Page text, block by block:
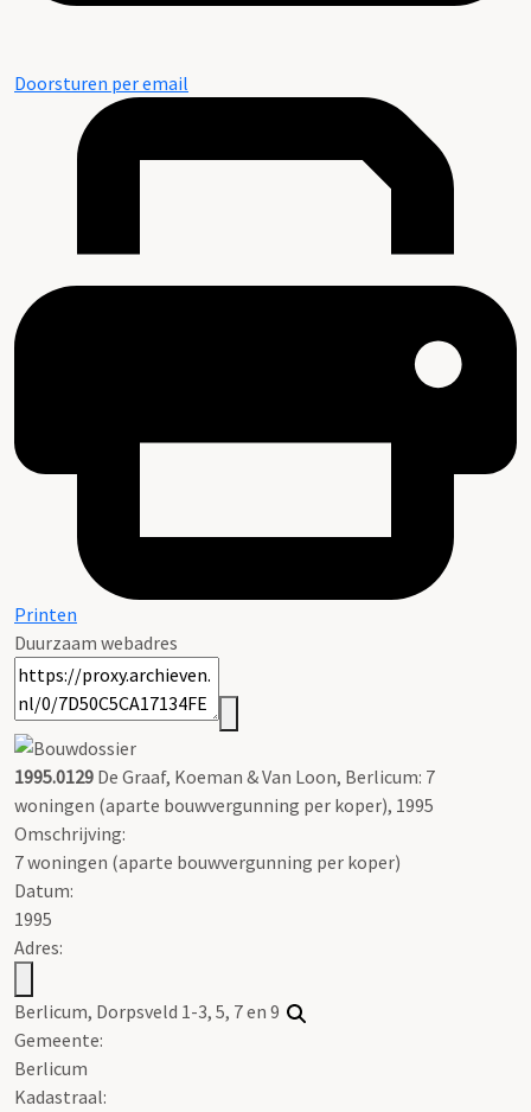
Doorsturen per email
Printen
Duurzaam webadres
1995.0129 De Graaf, Koeman & Van Loon, Berlicum: 7
woningen (aparte bouwvergunning per koper), 1995
Omschrijving:
7 woningen (aparte bouwvergunning per koper)
Datum:
1995
Adres:
Berlicum, Dorpsveld 1-3, 5, 7 en 9
Gemeente:
Berlicum
Kadastraal: